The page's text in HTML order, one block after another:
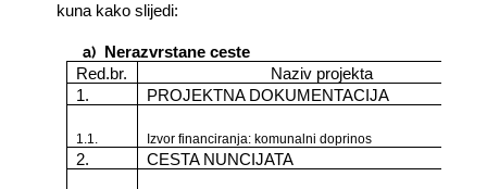
kuna kako slijedi:
a)
Nerazvrstane ceste
Red.br.
Naziv projekta
1.
PROJEKTNA DOKUMENTACIJA
1.1. Izvor financiranja: komunalni doprinos
2. CESTA NUNCIJATA